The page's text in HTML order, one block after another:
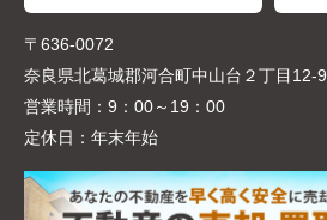
〒636-0072
奈良県北葛城郡河合町中山台２丁目12-9
営業時間： 9：00～19：00
定休日： 年末年始